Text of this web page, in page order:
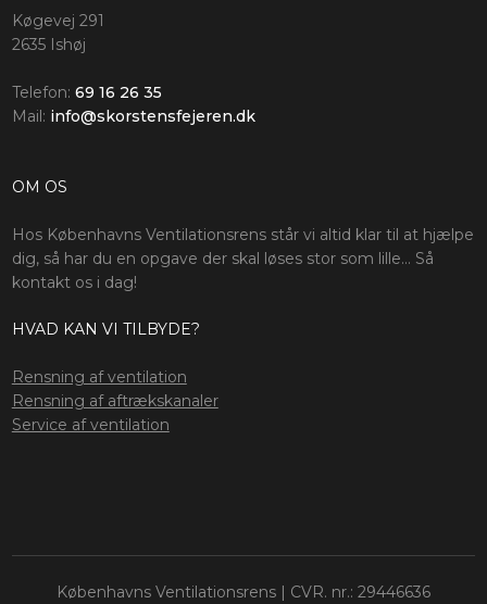
Køgevej 291
2635 Ishøj
Telefon: 69 16 26 35
Mail: info@skorstensfejeren.dk
OM OS​
Hos Københavns Ventilationsrens står vi altid klar til at hjælpe
dig, så har du en opgave der skal løses stor som lille… Så
kontakt os i dag!
HVAD KAN VI TILBYDE?
​Rensning af ventilation
Rensning af aftrækskanaler​
Service af ventilation
​Københavns Ventilationsrens | CVR. nr.: 29446636